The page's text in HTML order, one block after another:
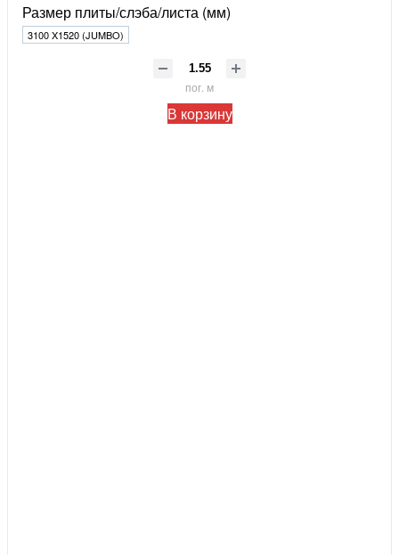
Размер плиты/слэба/листа (мм)
3100 X1520 (JUMBO)
пог. м
В корзину